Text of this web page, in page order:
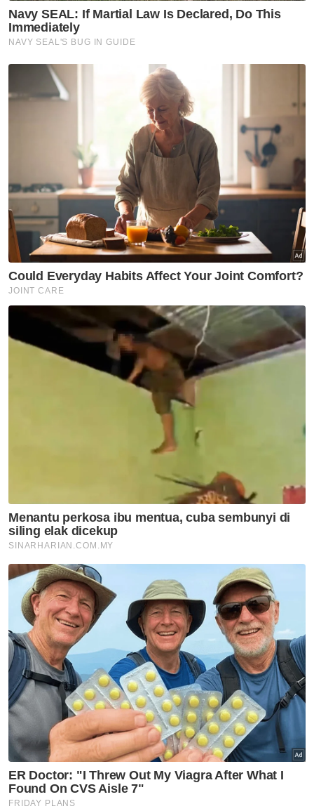
Artikel Disyorkan
Isu Jalur Gemilang: Patriotisme
tak boleh berubah ikut warna
politik - Dr Sathia
Nasional
PN cadang sidang khas
Parlimen RCI TH ditangguhkan
Nasional
Dasar yang baik perlu ambil
kira realiti kehidupan rakyat -
Nasional
Ahmad Zahid ajak rakyat
doakan kesembuhan untuk
Anwar